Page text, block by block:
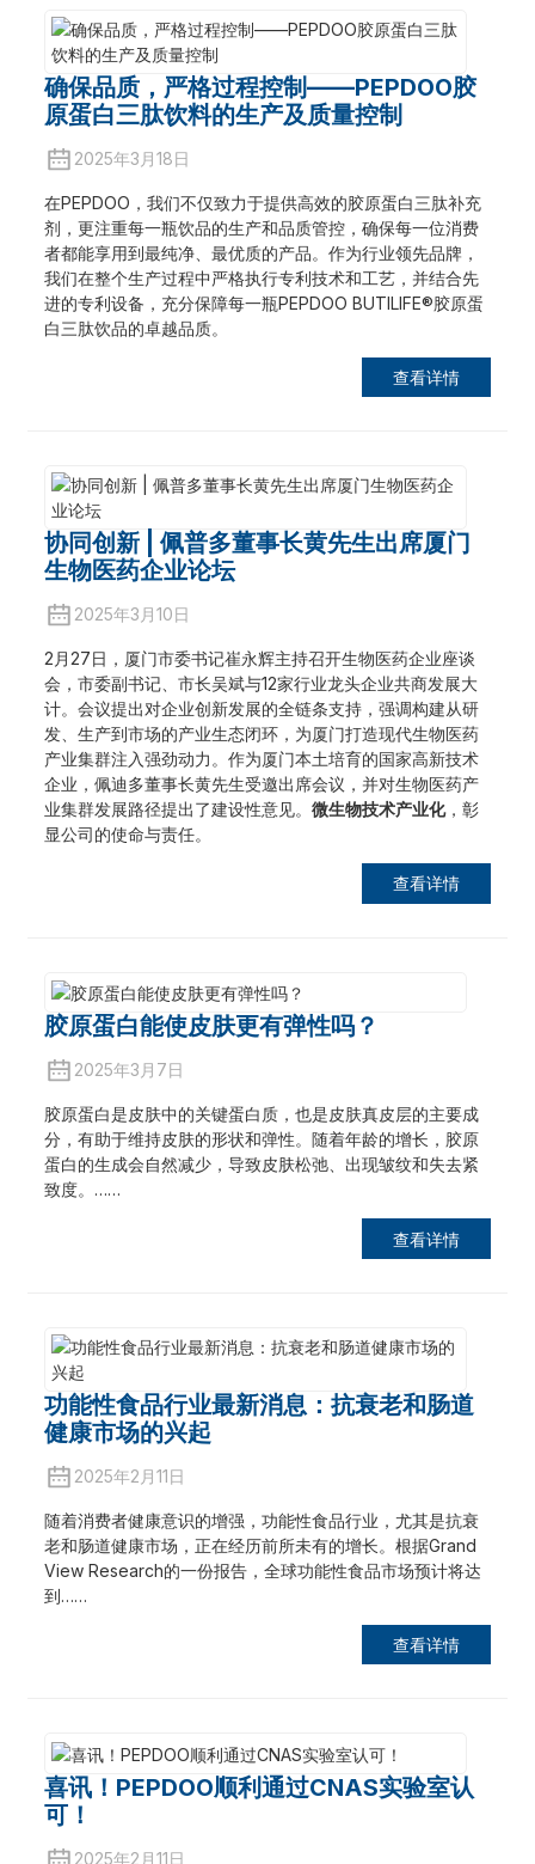
确保品质，严格过程控制——PEPDOO胶
原蛋白三肽饮料的生产及质量控制
2025年3月18日
在PEPDOO，我们不仅致力于提供高效的胶原蛋白三肽补充
剂，更注重每一瓶饮品的生产和品质管控，确保每一位消费
者都能享用到最纯净、最优质的产品。作为行业领先品牌，
我们在整个生产过程中严格执行专利技术和工艺，并结合先
进的专利设备，充分保障每一瓶PEPDOO BUTILIFE®胶原蛋
白三肽饮品的卓越品质。
查看详情
协同创新 | 佩普多董事长黄先生出席厦门
生物医药企业论坛
2025年3月10日
2月27日，厦门市委书记崔永辉主持召开生物医药企业座谈
会，市委副书记、市长吴斌与12家行业龙头企业共商发展大
计。会议提出对企业创新发展的全链条支持，强调构建从研
发、生产到市场的产业生态闭环，为厦门打造现代生物医药
产业集群注入强劲动力。作为厦门本土培育的国家高新技术
企业，佩迪多董事长黄先生受邀出席会议，并对生物医药产
业集群发展路径提出了建设性意见。 微生物技术产业化，彰
显公司的使命与责任。
查看详情
胶原蛋白能使皮肤更有弹性吗？
2025年3月7日
胶原蛋白是皮肤中的关键蛋白质，也是皮肤真皮层的主要成
分，有助于维持皮肤的形状和弹性。随着年龄的增长，胶原
蛋白的生成会自然减少，导致皮肤松弛、出现皱纹和失去紧
致度。……
查看详情
功能性食品行业最新消息：抗衰老和肠道
健康市场的兴起
2025年2月11日
随着消费者健康意识的增强，功能性食品行业，尤其​​是抗衰
老和肠道健康市场，正在经历前所未有的增长。根据Grand
View Research的一份报告，全球功能性食品市场预计将达
到……
查看详情
喜讯！PEPDOO顺利通过CNAS实验室认
可！
2025年2月11日